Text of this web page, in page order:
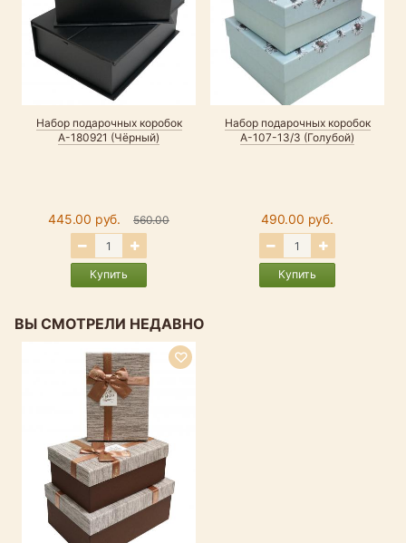
Набор подарочных коробок
А-180921 (Чёрный)
445.00 руб. 560.00
Купить
Набор подарочных коробок
А-107-13/3 (Голубой)
490.00 руб.
Купить
ВЫ СМОТРЕЛИ НЕДАВНО